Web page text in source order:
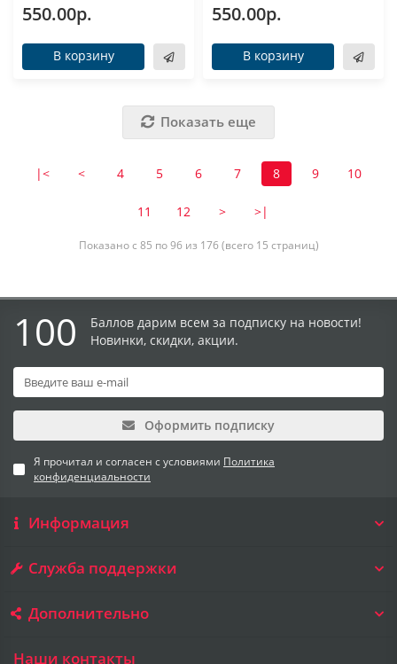
550.00р.
В корзину
550.00р.
В корзину
Показать еще
|< < 4 5 6 7 8 9 10
11 12 > >|
Показано с 85 по 96 из 176 (всего 15 страниц)
100
Баллов дарим всем за подписку на новости!
Новинки, скидки, акции.
Оформить подписку
Я прочитал и согласен с условиями Политика
конфиденциальности
Информация
Служба поддержки
Дополнительно
Наши контакты